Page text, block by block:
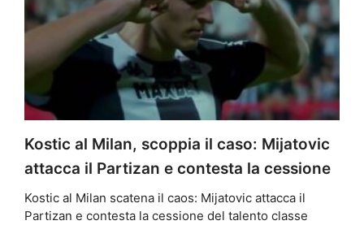
Kostic al Milan, scoppia il caso: Mijatovic
attacca il Partizan e contesta la cessione
Kostic al Milan scatena il caos: Mijatovic attacca il
Partizan e contesta la cessione del talento classe